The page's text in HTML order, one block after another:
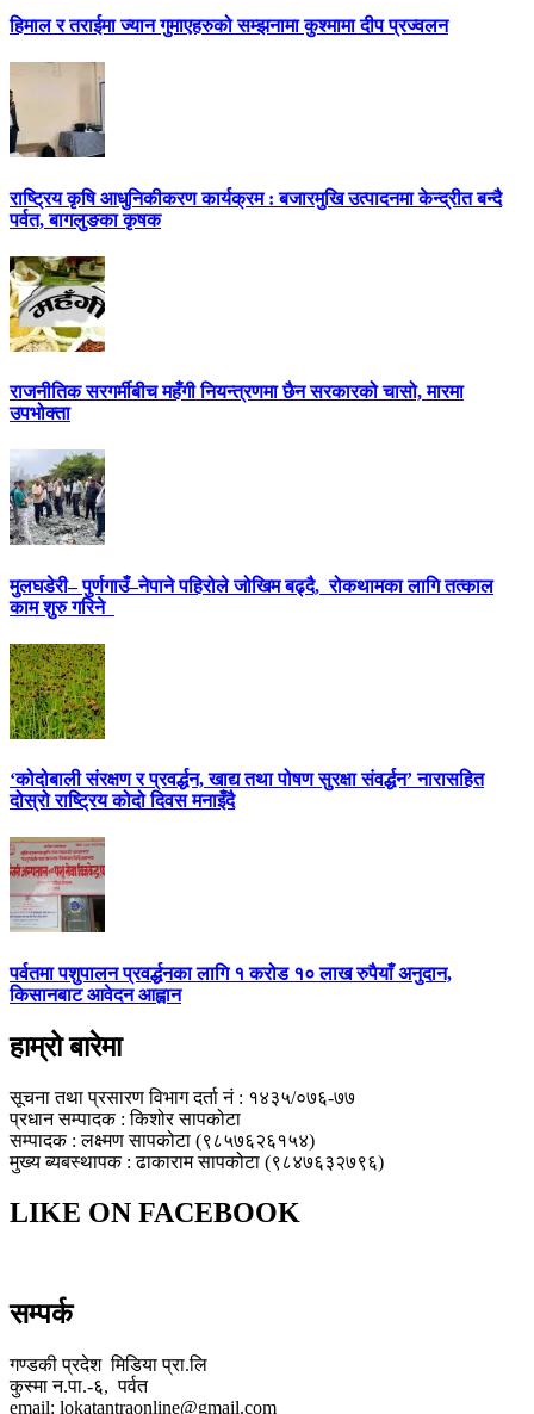
हिमाल र तराईमा ज्यान गुमाएहरुको सम्झनामा कुश्मामा दीप प्रज्वलन
राष्ट्रिय कृषि आधुनिकीकरण कार्यक्रम : बजारमुखि उत्पादनमा केन्द्रीत बन्दै
पर्वत, बागलुङका कृषक
राजनीतिक सरगर्मीबीच महँगी नियन्त्रणमा छैन सरकारको चासो, मारमा
उपभोक्ता
मुलघडेरी– पुर्णगाउँ–नेपाने पहिरोले जोखिम बढ्दै, रोकथामका लागि तत्काल
काम शुरु गरिने
‘कोदोबाली संरक्षण र प्रवर्द्धन, खाद्य तथा पोषण सुरक्षा संवर्द्धन’ नारासहित
दोस्रो राष्ट्रिय कोदो दिवस मनाइँदै
पर्वतमा पशुपालन प्रवर्द्धनका लागि १ करोड १० लाख रुपैयाँ अनुदान,
किसानबाट आवेदन आह्वान
हाम्रो बारेमा
सूचना तथा प्रसारण विभाग दर्ता नं : १४३५/०७६-७७
प्रधान सम्पादक : किशोर सापकोटा
सम्पादक : लक्ष्मण सापकोटा (९८५७६२६१५४)
मुख्य ब्यबस्थापक : ढाकाराम सापकोटा (९८४७६३२७९६)
LIKE ON FACEBOOK
सम्पर्क
गण्डकी प्रदेश मिडिया प्रा.लि
कुस्मा न.पा.-६, पर्वत
email: lokatantraonline@gmail.com